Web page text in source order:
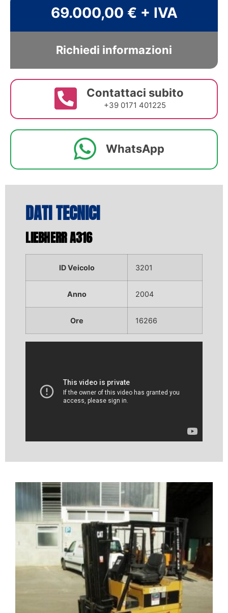
69.000,00 € + IVA
Richiedi informazioni
Contattaci subito
+39 0171 401225
WhatsApp
DATI TECNICI
LIEBHERR A316
ID Veicolo 3201
Anno 2004
Ore 16266